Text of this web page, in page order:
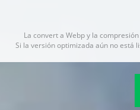
La convert a Webp y la
Si la versión optimizada aún no está